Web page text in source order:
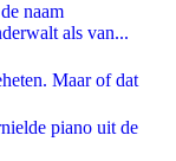
naam
als van...
Maar of dat
piano uit de